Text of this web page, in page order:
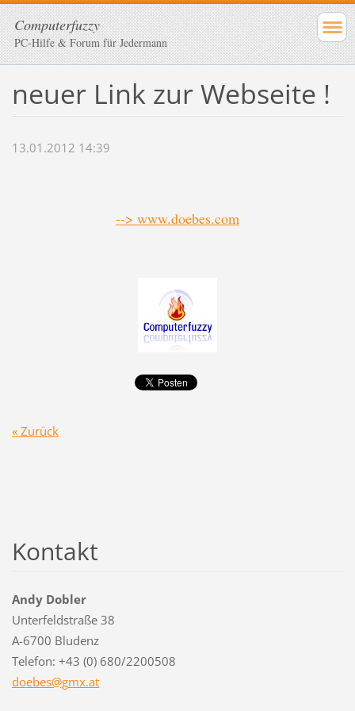
Computerfuzzy
PC-Hilfe & Forum für Jedermann
neuer Link zur Webseite !
13.01.2012 14:39
--> www.doebes.com
« Zurück
Kontakt
Andy Dobler
Unterfeldstraße 38
A-6700 Bludenz
Telefon: +43 (0) 680/2200508
doebes@gmx.at